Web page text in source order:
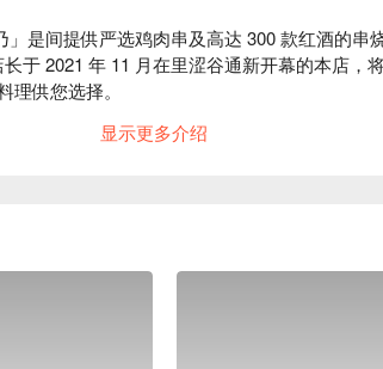
」是间提供严选鸡肉串及高达 300 款红酒的串
于 2021 年 11 月在里涩谷通新开幕的本店，
供您选择。
显示更多介绍